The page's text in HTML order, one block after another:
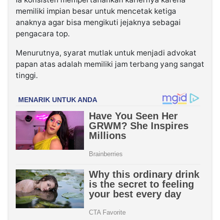
memiliki impian besar untuk mencetak ketiga
anaknya agar bisa mengikuti jejaknya sebagai
pengacara top.
Menurutnya, syarat mutlak untuk menjadi advokat
papan atas adalah memiliki jam terbang yang sangat
tinggi.